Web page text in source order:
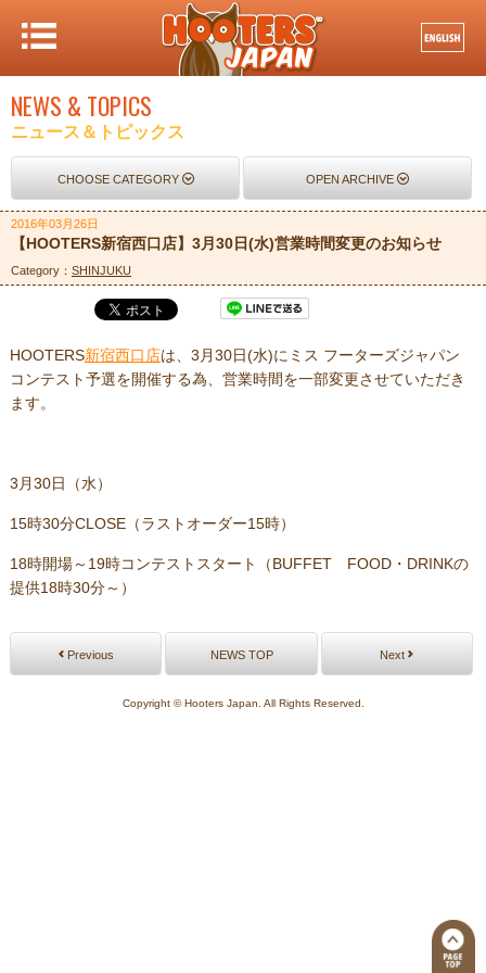
NEWS & TOPICS
ニュース＆トピックス
CHOOSE CATEGORY OPEN ARCHIVE
2016年03月26日
【HOOTERS新宿西口店】3月30日(水)営業時間変更のお知らせ
Category： SHINJUKU
HOOTERS新宿西口店は、3月30日(水)にミス フーターズジャパン
コンテスト予選を開催する為、営業時間を一部変更させていただき
ます。
3月30日（水）
15時30分CLOSE（ラストオーダー15時）
18時開場～19時コンテストスタート（BUFFET FOOD・DRINKの
提供18時30分～）
Previous NEWS TOP Next
Copyright © Hooters Japan. All Rights Reserved.